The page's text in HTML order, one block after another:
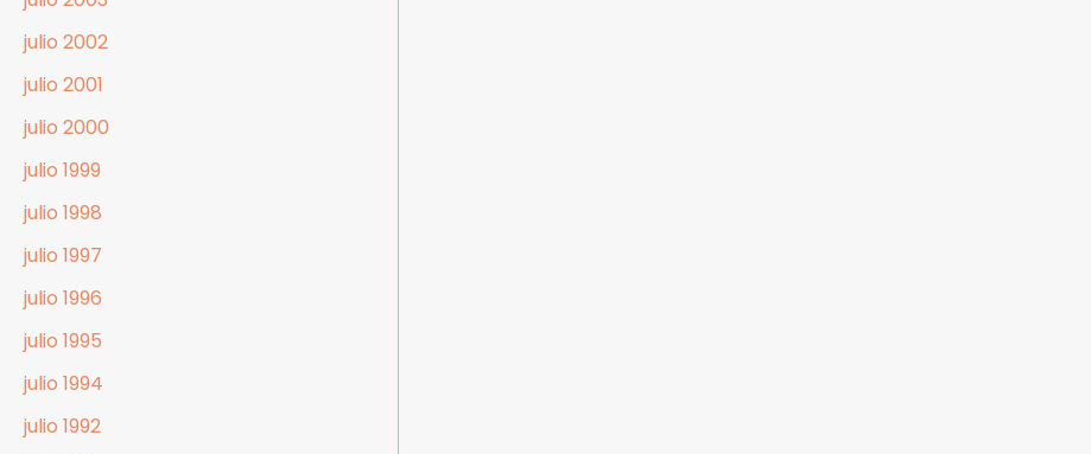
julio 2002
julio 2001
julio 2000
julio 1999
julio 1998
julio 1997
julio 1996
julio 1995
julio 1994
julio 1992